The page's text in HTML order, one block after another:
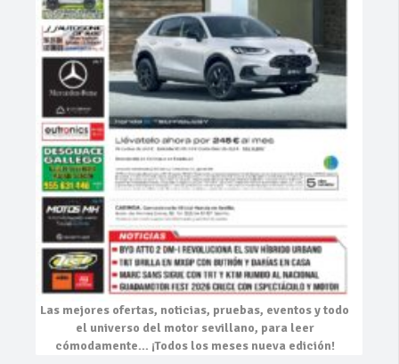
Las mejores ofertas, noticias, pruebas, eventosy todo
el universo del motor sevillano, para leer
cómodamente… ¡Todos los meses nueva edición!